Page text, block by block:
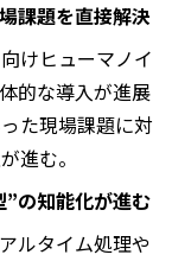
課題を直接解決
けヒューマノイ
的な導入が進展
た現場課題に対
進む。
の知能化が進む
ルタイム処理や